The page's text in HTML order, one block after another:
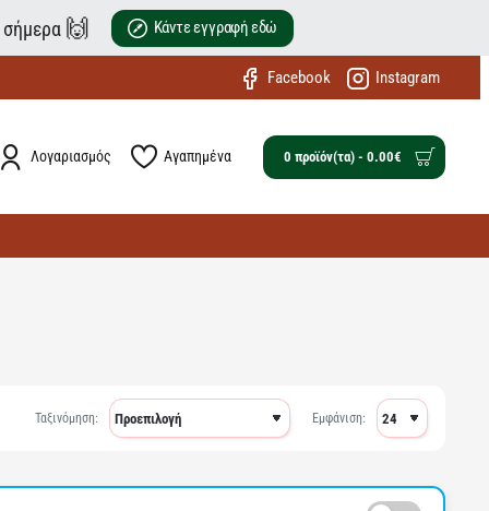
🙌 Κάντε εγγραφή εδώ
Facebook Instagram
Λογαριασμός Αγαπημένα 0 προϊόν(τα) - 0.00€
Ταξινόμηση: Εμφάνιση: